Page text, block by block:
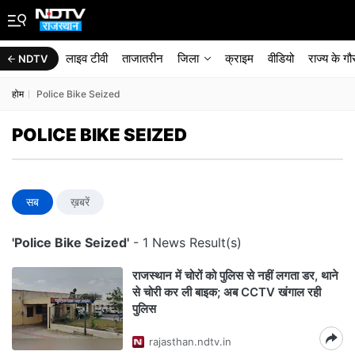
NDTV लाइव टीवी ताजातरीन जिला क्राइम वीडियो राज्‍य के
होम Police Bike Seized
POLICE BIKE SEIZED
सब ख़बरें
'Police Bike Seized' - 1 News Result(s)
राजस्‍थान में चोरों को पुलिस से नहीं लगता डर, थाने
से चोरी कर ली बाइक; अब CCTV खंगाल रही
पुल‍िस
rajasthan.ndtv.in